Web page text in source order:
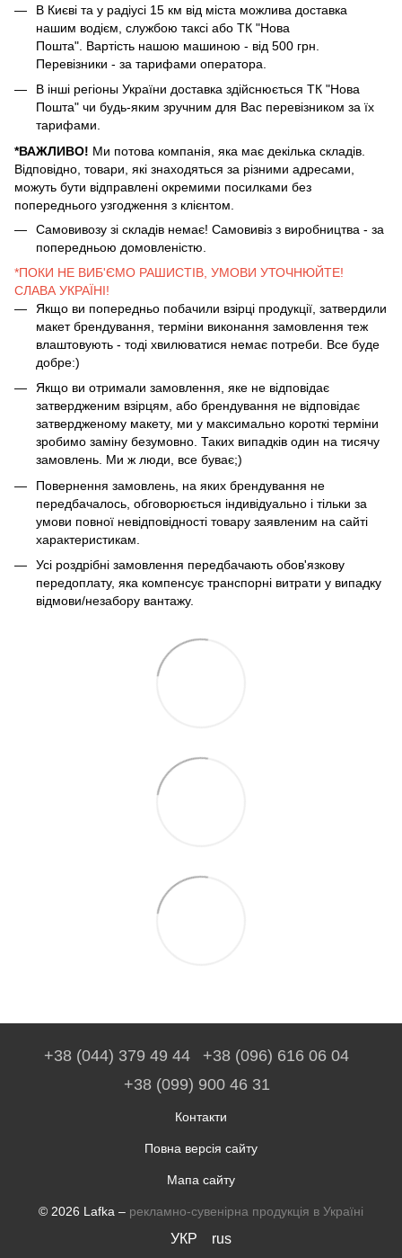
В Києві та у радіусі 15 км від міста можлива доставка
нашим водієм, службою таксі або ТК "Нова
Пошта". Вартість нашою машиною - від 500 грн.
Перевізники - за тарифами оператора.
В інші регіоны України доставка здійснюється ТК "Нова
Пошта" чи будь-яким зручним для Вас перевізником за їх
тарифами.
*ВАЖЛИВО! Ми потова компанія, яка має декілька складів.
Відповідно, товари, які знаходяться за різними адресами,
можуть бути відправлені окремими посилками без
попереднього узгодження з клієнтом.
Самовивозу зі складів немає! Самовивіз з виробництва - за
попередньою домовленістю.
*ПОКИ НЕ ВИБ'ЄМО РАШИСТІВ, УМОВИ УТОЧНЮЙТЕ!
СЛАВА УКРАЇНІ!
Якщо ви попередньо побачили взірці продукції, затвердили
макет брендування, терміни виконання замовлення теж
влаштовують - тоді хвилюватися немає потреби. Все буде
добре:)
Якщо ви отримали замовлення, яке не відповідає
затвердженим взірцям, або брендування не відповідає
затвердженому макету, ми у максимально короткі терміни
зробимо заміну безумовно. Таких випадків один на тисячу
замовлень. Ми ж люди, все буває;)
Повернення замовлень, на яких брендування не
передбачалось, обговорюється індивідуально і тільки за
умови повної невідповідності товару заявленим на сайті
характеристикам.
Усі роздрібні замовлення передбачають обов'язкову
передоплату, яка компенсує транспорні витрати у випадку
відмови/незабору вантажу.
+38 (044) 379 49 44
+38 (096) 616 06 04
+38 (099) 900 46 31
Контакти
Повна версія сайту
Мапа сайту
© 2026 Lafka – рекламно-сувенірна продукція в Україні
УКР rus